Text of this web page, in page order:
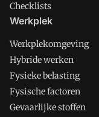
Checklists
Werkplek
Werkplekomgeving
Hybride werken
Fysieke belasting
Fysische factoren
Gevaarlijke stoffen